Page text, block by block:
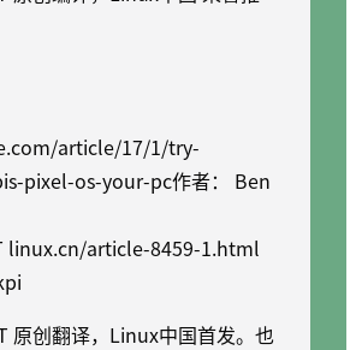
article/17/1/try-
pixel-os-your-pc作者： Ben
linux.cn/article-8459-1.html
原创翻译，Linux中国首发。也